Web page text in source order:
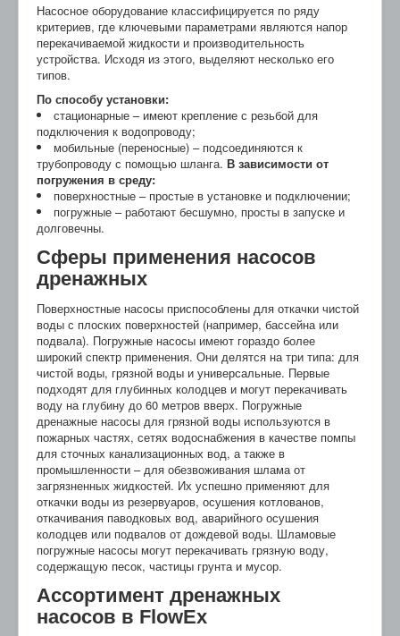
Насосное оборудование классифицируется по ряду
критериев, где ключевыми параметрами являются напор
перекачиваемой жидкости и производительность
устройства. Исходя из этого, выделяют несколько его
типов.
По способу установки:
стационарные – имеют крепление с резьбой для
подключения к водопроводу;
мобильные (переносные) – подсоединяются к
трубопроводу с помощью шланга. В зависимости от
погружения в среду:
поверхностные – простые в установке и подключении;
погружные – работают бесшумно, просты в запуске и
долговечны.
Сферы применения насосов
дренажных
Поверхностные насосы приспособлены для откачки чистой
воды с плоских поверхностей (например, бассейна или
подвала). Погружные насосы имеют гораздо более
широкий спектр применения. Они делятся на три типа: для
чистой воды, грязной воды и универсальные. Первые
подходят для глубинных колодцев и могут перекачивать
воду на глубину до 60 метров вверх. Погружные
дренажные насосы для грязной воды используются в
пожарных частях, сетях водоснабжения в качестве помпы
для сточных канализационных вод, а также в
промышленности – для обезвоживания шлама от
загрязненных жидкостей. Их успешно применяют для
откачки воды из резервуаров, осушения котлованов,
откачивания паводковых вод, аварийного осушения
колодцев или подвалов от дождевой воды. Шламовые
погружные насосы могут перекачивать грязную воду,
содержащую песок, частицы грунта и мусор.
Ассортимент дренажных
насосов в FlowEx